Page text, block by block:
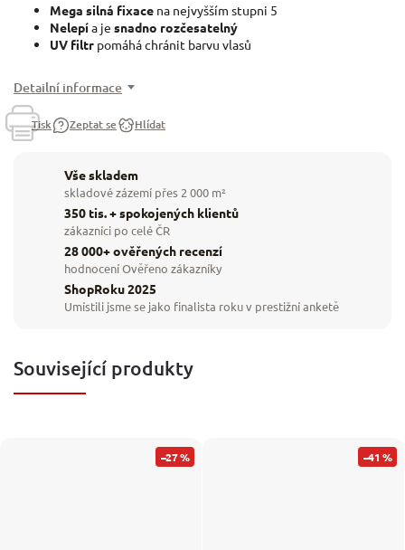
Mega silná fixace na nejvyšším stupni 5
Nelepía je snadno rozčesatelný
UV filtr pomáhá chránit barvu vlasů
Detailní informace
Tisk Zeptat se Hlídat
Vše skladem
skladové zázemí přes 2 000 m²
350 tis. + spokojených klientů
zákazníci po celé ČR
28 000+ ověřených recenzí
hodnocení Ověřeno zákazníky
ShopRoku 2025
Umístili jsme se jako finalista roku v prestižní anketě
Související produkty
–27 % –41 %